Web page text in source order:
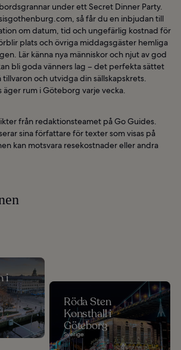
under ett Secret Dinner Party.
så får du en inbjudan till
om datum, tid och ungefärlig kostnad för
plats och övriga middagsgäster hemliga
Lär känna nya människor och njut av god
bli goda vänners lag – det perfekta sättet
och utvidga din sällskapskrets.
äger rum i Göteborg varje vecka.
från redaktionsteamet på Go Guides.
sina författare för texter som visas på
kan motsvara resekostnader eller andra
i
Röda Sten
Konsthall i
Göteborg
Sverige